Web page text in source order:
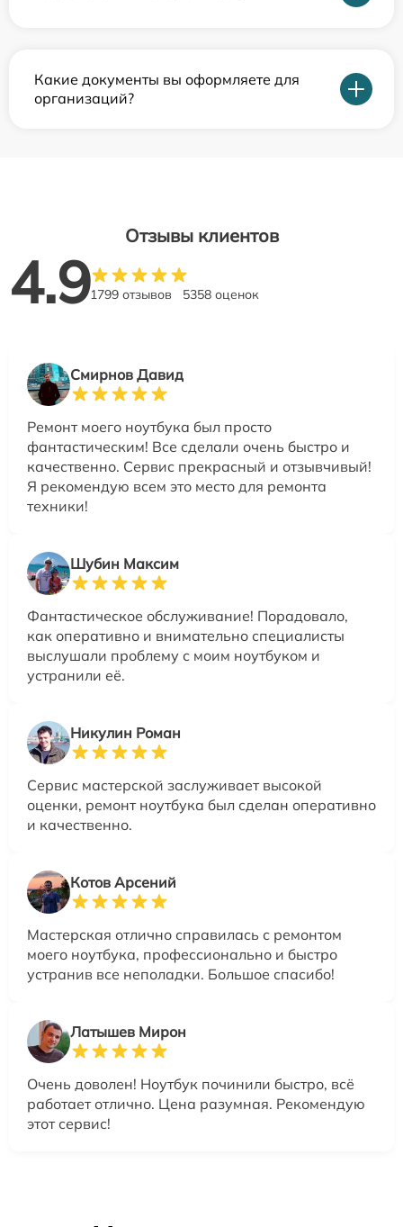
Какие документы вы оформляете для
организаций?
Отзывы клиентов
4.91799 отзывов 5358 оценок
Смирнов Давид
Ремонт моего ноутбука был просто
фантастическим! Все сделали очень быстро и
качественно. Сервис прекрасный и отзывчивый!
Я рекомендую всем это место для ремонта
техники!
Шубин Максим
Фантастическое обслуживание! Порадовало,
как оперативно и внимательно специалисты
выслушали проблему с моим ноутбуком и
устранили её.
Никулин Роман
Сервис мастерской заслуживает высокой
оценки, ремонт ноутбука был сделан оперативно
и качественно.
Котов Арсений
Мастерская отлично справилась с ремонтом
моего ноутбука, профессионально и быстро
устранив все неполадки. Большое спасибо!
Латышев Мирон
Очень доволен! Ноутбук починили быстро, всё
работает отлично. Цена разумная. Рекомендую
этот сервис!